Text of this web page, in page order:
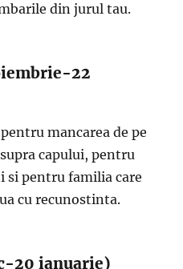
din jurul tau.
22
mancarea de pe
capului, pentru
si pentru familia care
cu recunostinta.
20 ianuarie)